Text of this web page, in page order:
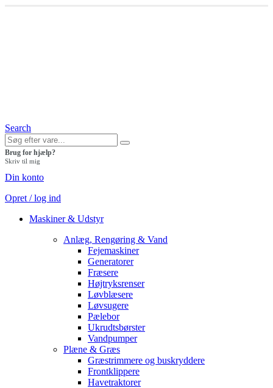
Search
Brug for hjælp?
Skriv til mig
Din konto
Opret / log ind
Maskiner & Udstyr
Anlæg, Rengøring & Vand
Fejemaskiner
Generatorer
Fræsere
Højtryksrenser
Løvblæsere
Løvsugere
Pælebor
Ukrudtsbørster
Vandpumper
Plæne & Græs
Græstrimmere og buskryddere
Frontklippere
Havetraktorer